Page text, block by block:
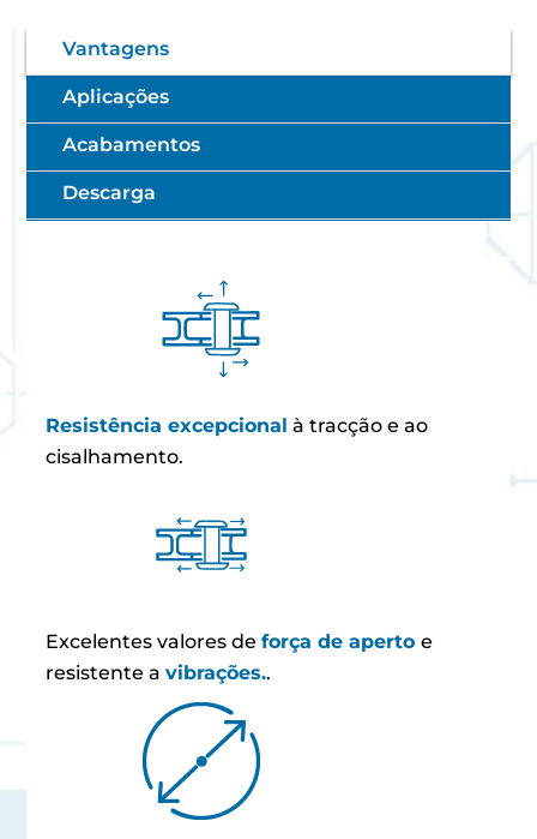
Vantagens
Aplicações
Acabamentos
Descarga
Resistência excepcional à tracção e ao
cisalhamento.
Excelentes valores deforça de apertoe
resistente avibrações..